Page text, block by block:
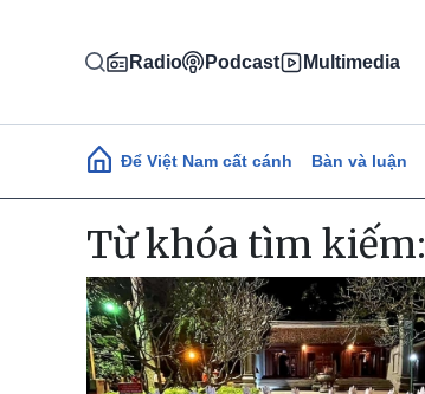
Radio Podcast Multimedia
Main navigation
Để Việt Nam cất cánh Bàn và luận
Từ khóa tìm kiếm: